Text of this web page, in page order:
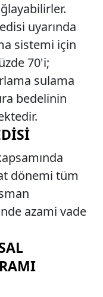
uyarında
sistemi için
70'i;
sulama
bedelinin
dönemi tüm
azami vade